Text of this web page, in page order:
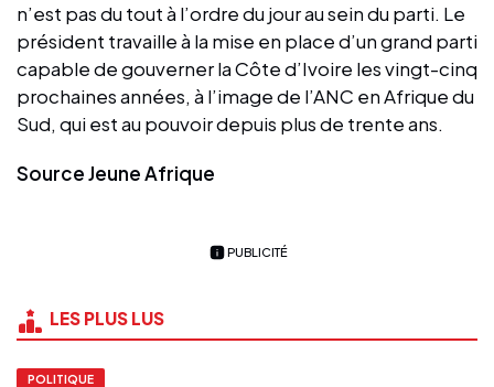
n’est pas du tout à l’ordre du jour au sein du parti. Le
président travaille à la mise en place d’un grand parti
capable de gouverner la Côte d’Ivoire les vingt-cinq
prochaines années, à l’image de l’ANC en Afrique du
Sud, qui est au pouvoir depuis plus de trente ans.
Source Jeune Afrique
PUBLICITÉ
LES PLUS LUS
POLITIQUE